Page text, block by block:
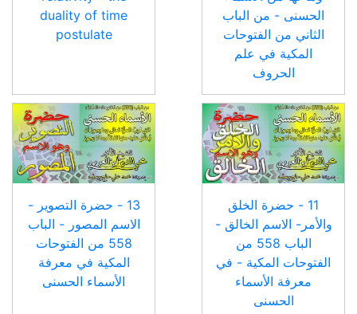
الحسنى - من الباب
الثاني من الفتوحات
المكية في علم
الحروف
duality of time
postulate
11 - حضرة الخلق
والأمر- الاسم الخالق -
الباب 558 من
الفتوحات المكية - في
معرفة الأسماء
الحسنى
13 - حضرة التصوير -
الاسم المصور - الباب
558 من الفتوحات
المكية في معرفة
الأسماء الحسنى